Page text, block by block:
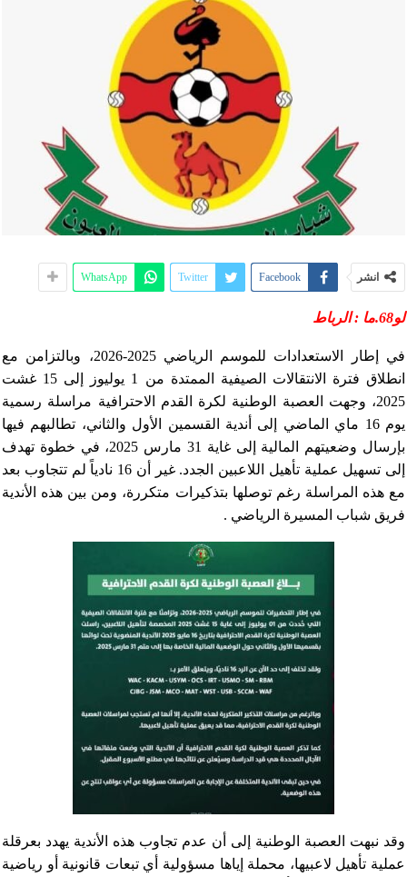
انشر Facebook
Twitter
WhatsApp
لو68.ما : الرباط
في إطار الاستعدادات للموسم الرياضي 2025-2026، وبالتزامن مع
انطلاق فترة الانتقالات الصيفية الممتدة من 1 يوليوز إلى 15 غشت
2025، وجهت العصبة الوطنية لكرة القدم الاحترافية مراسلة رسمية
يوم 16 ماي الماضي إلى أندية القسمين الأول والثاني، تطالبهم فيها
بإرسال وضعيتهم المالية إلى غاية 31 مارس 2025، في خطوة تهدف
إلى تسهيل عملية تأهيل اللاعبين الجدد. غير أن 16 نادياً لم تتجاوب بعد
مع هذه المراسلة رغم توصلها بتذكيرات متكررة، ومن بين هذه الأندية
فريق شباب المسيرة الرياضي .
وقد نبهت العصبة الوطنية إلى أن عدم تجاوب هذه الأندية يهدد بعرقلة
عملية تأهيل لاعبيها، محملة إياها مسؤولية أي تبعات قانونية أو رياضية